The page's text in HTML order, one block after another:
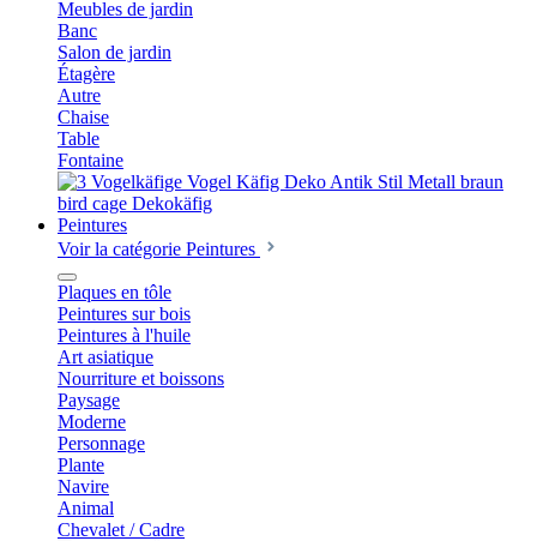
Meubles de jardin
Banc
Salon de jardin
Étagère
Autre
Chaise
Table
Fontaine
Peintures
Voir la catégorie Peintures
Plaques en tôle
Peintures sur bois
Peintures à l'huile
Art asiatique
Nourriture et boissons
Paysage
Moderne
Personnage
Plante
Navire
Animal
Chevalet / Cadre